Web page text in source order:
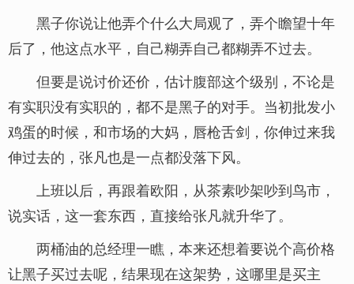
黑子你说让他弄个什么大局观了，弄个瞻望十年
后了，他这点水平，自己糊弄自己都糊弄不过去。
但要是说讨价还价，估计腹部这个级别，不论是
有实职没有实职的，都不是黑子的对手。当初批发小
鸡蛋的时候，和市场的大妈，唇枪舌剑，你伸过来我
伸过去的，张凡也是一点都没落下风。
上班以后，再跟着欧阳，从茶素吵架吵到鸟市，
说实话，这一套东西，直接给张凡就升华了。
两桶油的总经理一瞧，本来还想着要说个高价格
让黑子买过去呢，结果现在这架势，这哪里是买主